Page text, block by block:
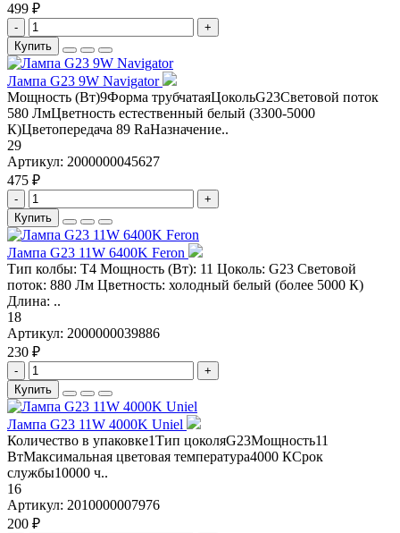
499 ₽
-
+
Купить
Лампа G23 9W Navigator
Мощность (Вт)9Форма трубчатаяЦокольG23Световой поток
580 ЛмЦветность естественный белый (3300-5000
К)Цветопередача 89 RaНазначение..
29
Артикул: 2000000045627
475 ₽
-
+
Купить
Лампа G23 11W 6400K Feron
Тип колбы: T4 Мощность (Вт): 11 Цоколь: G23 Световой
поток: 880 Лм Цветность: холодный белый (более 5000 К)
Длина: ..
18
Артикул: 2000000039886
230 ₽
-
+
Купить
Лампа G23 11W 4000K Uniel
Количество в упаковке1Тип цоколяG23Мощность11
ВтМаксимальная цветовая температура4000 КСрок
службы10000 ч..
16
Артикул: 2010000007976
200 ₽